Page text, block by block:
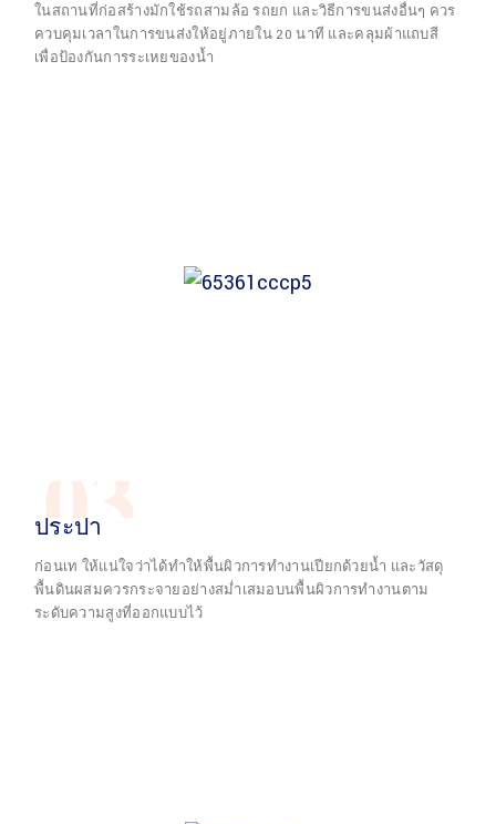
ในสถานที่ก่อสร้างมักใช้รถสามล้อ รถยก และวิธีการขนส่งอื่นๆ ควร
ควบคุมเวลาในการขนส่งให้อยู่ภายใน 20 นาที และคลุมผ้าแถบสี
เพื่อป้องกันการระเหยของน้ำ
03
ประปา
ก่อนเท ให้แน่ใจว่าได้ทำให้พื้นผิวการทำงานเปียกด้วยน้ำ และวัสดุ
พื้นดินผสมควรกระจายอย่างสม่ำเสมอบนพื้นผิวการทำงานตาม
ระดับความสูงที่ออกแบบไว้